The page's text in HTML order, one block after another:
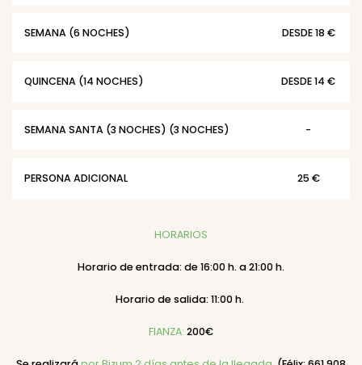
SEMANA (6 NOCHES) DESDE 18 €
QUINCENA (14 NOCHES) DESDE 14 €
SEMANA SANTA (3 NOCHES) (3 NOCHES) -
PERSONA ADICIONAL 25 €
HORARIOS
Horario de entrada: de 16:00 h. a 21:00 h.
Horario de salida: 11:00 h.
FIANZA: 200€